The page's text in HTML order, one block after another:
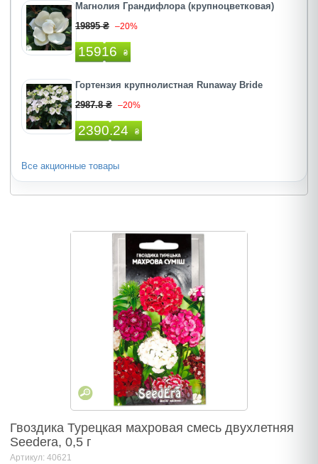
Магнолия Грандифлора (крупноцветковая)
19895 ₴ –20%
15916 ₴
Гортензия крупнолистная Runaway Bride
2987.8 ₴ –20%
2390.24 ₴
Все акционные товары
Гвоздика Турецкая махровая смесь двухлетняя
Seedera, 0,5 г
Артикул: 40621